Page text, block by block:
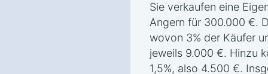
Sie verkaufen eine
Angern für 300.000 €.
wovon 3% der Käufer
jeweils 9.000 €. Hinzu
1,5%, also 4.500 €.